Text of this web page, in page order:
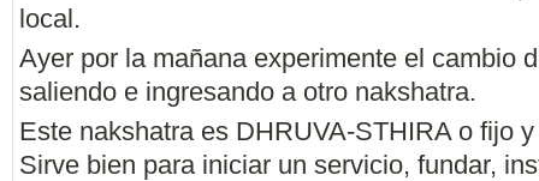
local.
Ayer por la mañana experimente el cambio
saliendo e ingresando a otro nakshatra.
Este nakshatra es DHRUVA-STHIRA o fijo
Sirve bien para iniciar un servicio, fundar,